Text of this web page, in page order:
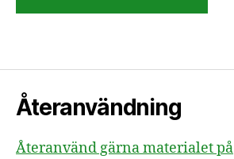
Återanvändning
Återanvänd gärna materialet på